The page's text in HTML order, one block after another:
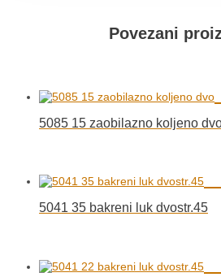
Povezani
5085 15 zaobilazno koljeno
5041 35 bakreni luk dvostr.45